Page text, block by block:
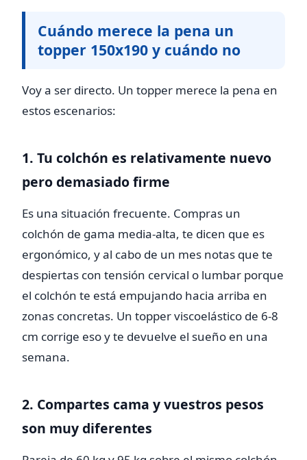
Cuándo merece la pena un
topper 150x190 y cuándo no
Voy a ser directo. Un topper merece la pena en
estos escenarios:
1. Tu colchón es relativamente nuevo
pero demasiado firme
Es una situación frecuente. Compras un
colchón de gama media-alta, te dicen que es
ergonómico, y al cabo de un mes notas que te
despiertas con tensión cervical o lumbar porque
el colchón te está empujando hacia arriba en
zonas concretas. Un topper viscoelástico de 6-8
cm corrige eso y te devuelve el sueño en una
semana.
2. Compartes cama y vuestros pesos
son muy diferentes